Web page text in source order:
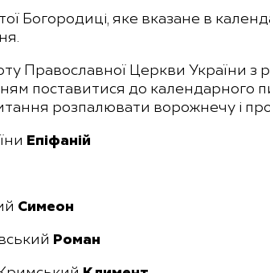
Богородиці, яке вказане в
Православної Церкви України з
поставитися до календарного
розпалювати ворожнечу і
Епіфаній
Симеон
Роман